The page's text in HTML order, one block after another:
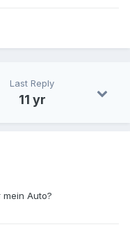
Last Reply
11 yr
Auto?